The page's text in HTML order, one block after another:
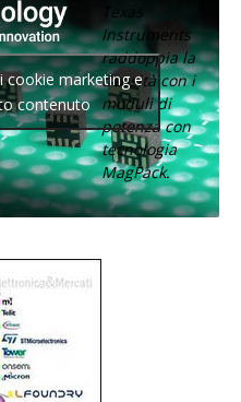
Texas
Instruments
raddoppia la
densità con i
moduli di
potenza con
tecnologia
MagPack.
cookie marketing e
contenuto